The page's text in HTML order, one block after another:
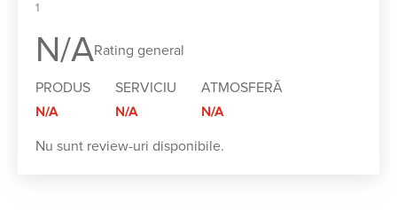
1
N/ARating general
PRODUS
N/A
SERVICIU
N/A
ATMOSFERĂ
N/A
Nu sunt review-uri disponibile.